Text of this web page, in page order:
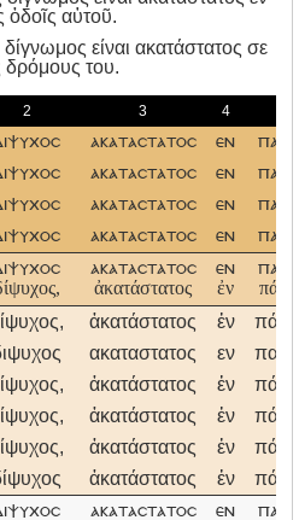
ὁδοῖς αὑτοῦ.
είναι ακατάστατος σε
δρόμους του.
2 3 4
ακαταστατοσ εν
ακαταστατοσ εν
ακαταστατοσ εν
ακαταστατοσ εν
ακαταστατοσ
ἀκατάστατος
εν
ἐν
ἀκατάστατος ἐν
ακαταστατος εν
ἀκατάστατος ἐν
ἀκατάστατος ἐν
ἀκατάστατος ἐν
ἀκατάστατος ἐν
ακαταστατοσ εν